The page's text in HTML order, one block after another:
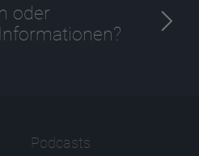
oder
Podcasts